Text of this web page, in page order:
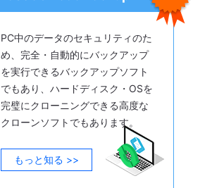
PC中のデータのセキュリティのた
め、完全・自動的にバックアップ
を実行できるバックアップソフト
でもあり、ハードディスク・OSを
完璧にクローニングできる高度な
クローンソフトでもあります。
もっと知る >>